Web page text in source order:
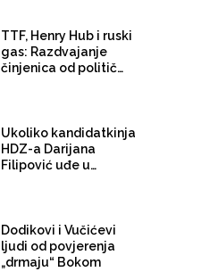
pokušale iskoristiti
incident za dizanje
međunacionalnih
TTF, Henry Hub i ruski
gas: Razdvajanje
činjenica od političkih
Ukoliko kandidatkinja
HDZ-a Darijana
Filipović uđe u
Dodikovi i Vučićevi
ljudi od povjerenja
„drmaju“ Bokom